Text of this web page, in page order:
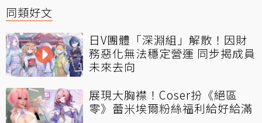
同類好文
日V團體「深淵組」解散！因財
務惡化無法穩定營運 同步揭成員
未來去向
展現大胸襟！Coser扮《絕區
零》蕾米埃爾粉絲福利給好給滿